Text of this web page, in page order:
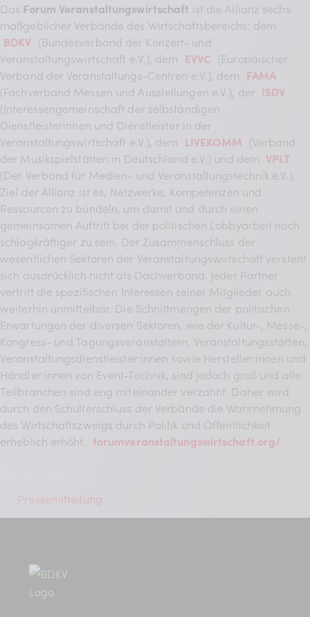
Das Forum Veranstaltungswirtschaft ist die Allianz sechs
maßgeblicher Verbände des Wirtschaftsbereichs: dem
BDKV (Bundesverband der Konzert- und
Veranstaltungswirtschaft e.V.), dem EVVC (Europäischer
Verband der Veranstaltungs-Centren e.V.), dem FAMA
(Fachverband Messen und Ausstellungen e.V.), der ISDV
(Interessengemeinschaft der selbständigen
Dienstleisterinnen und Dienstleister in der
Veranstaltungswirtschaft e.V.), dem LIVEKOMM (Verband
der Musikspielstätten in Deutschland e.V.) und dem VPLT
(Der Verband für Medien- und Veranstaltungstechnik e.V.).
Ziel der Allianz ist es, Netzwerke, Kompetenzen und
Ressourcen zu bündeln, um damit und durch einen
gemeinsamen Auftritt bei der politischen Lobbyarbeit noch
schlagkräftiger zu sein. Der Zusammenschluss der
wesentlichen Sektoren der Veranstaltungswirtschaft versteht
sich ausdrücklich nicht als Dachverband. Jeder Partner
vertritt die spezifischen Interessen seiner Mitglieder auch
weiterhin unmittelbar. Die Schnittmengen der politischen
Erwartungen der diversen Sektoren, wie der Kultur-, Messe-,
Kongress- und Tagungsveranstaltern, Veranstaltungsstätten,
Veranstaltungsdienstleister:innen sowie Hersteller:innen und
Händler:innen von Event-Technik, sind jedoch groß und alle
Teilbranchen sind eng miteinander verzahnt. Daher wird
durch den Schulterschluss der Verbände die Wahrnehmung
des Wirtschaftszweigs durch Politik und Öffentlichkeit
erheblich erhöht.
forumveranstaltungswirtschaft.org/
Pressemitteilung